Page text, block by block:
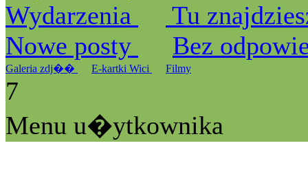
Wydarzenia
Tu
Nowe posty
Bez
Galeria zdj�� E-kartki Wici Filmy
7
Menu u�ytkownika